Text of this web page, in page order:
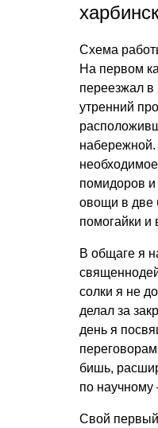
Схема
На первом
переезжал
утренний
помидоров и
овощи в две
помогайки и
В общаге я
солки я не
делал за
день я
бишь,
по научному
Свой